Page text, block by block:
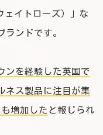
ェイトローズ）」な
ランドです。
ンを経験した英国で
ネス製品に注目が集
増加した と報じられ